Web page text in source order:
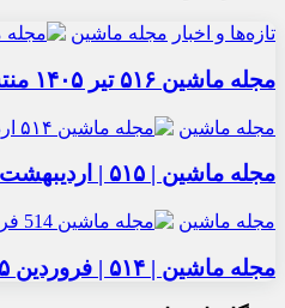
تازه‌ها و اخبار مجله ماشین
مجله ماشین ۵۱۶ تیر ۱۴۰۵ منتشر شد
مجله ماشین
مجله ماشین | ۵۱۵ | اردیبهشت و خرداد ۱۴۰۵
مجله ماشین
مجله ماشین | ۵۱۴ | فروردین ۱۴۰۵